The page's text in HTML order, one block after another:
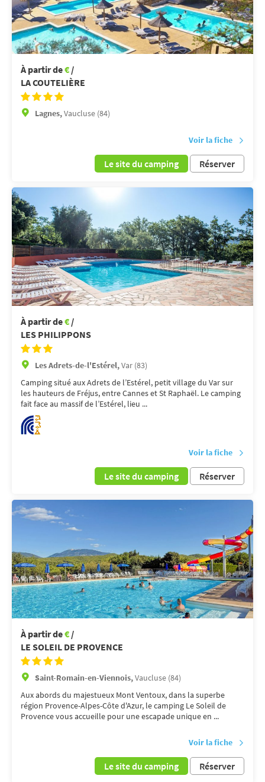
À partir de€ /
LA COUTELIÈRE
Lagnes,Vaucluse (84)
Voir la fiche
Le site du camping Réserver
À partir de€ /
LES PHILIPPONS
Les Adrets-de-l'Estérel,Var (83)
Camping situé aux Adrets de l’Estérel, petit village du Var sur
les hauteurs de Fréjus, entre Cannes et St Raphaël. Le camping
fait face au massif de l’Estérel, lieu ...
Voir la fiche
Le site du camping Réserver
À partir de€ /
LE SOLEIL DE PROVENCE
Saint-Romain-en-Viennois,Vaucluse (84)
Aux abords du majestueux Mont Ventoux, dans la superbe
région Provence-Alpes-Côte d'Azur, le camping Le Soleil de
Provence vous accueille pour une escapade unique en ...
Voir la fiche
Le site du camping Réserver